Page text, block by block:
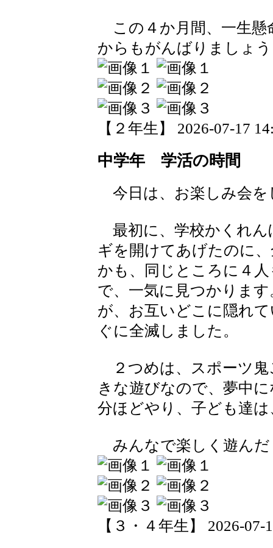
この４か月間、一生懸
からもがんばりましょ
【２年生】 2026-07-17
中学年 学活の時間
今日は、お楽しみ会を
最初に、学校かくれん
ギを開けてあげたのに
かも、同じところに４
で、一気に見つかりま
が、お互いどこに隠れ
ぐに全滅しました。
２つめは、スポーツ鬼
きな遊びなので、夢中
分ほどやり、子ども達
みんなで楽しく遊んだ
【３・４年生】 2026-07-